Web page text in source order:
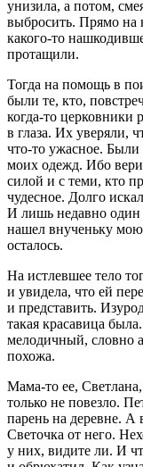
унизила, а потом,
выбросить. Прямо на
какого-то
протащили.
Тогда на помощь в
были те, кто,
когда-то церковники
в глаза. Их уверяли,
что-то ужасное. Были
моих одежд. Ибо
силой и с теми, кто
чудесное. Долго
И лишь недавно один
нашел внученьку
осталось.
На истлевшее тело
и увидела, что ей
и представить.
такая красавица
мелодичный, словно
похожа.
Мама-то ее,
только не повезло.
парень на деревне. А
Светочка от него.
у них, видите ли. И